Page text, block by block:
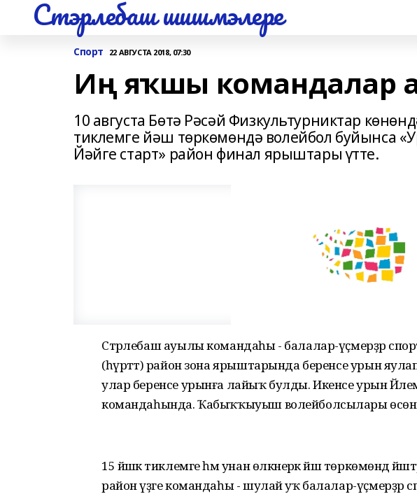
Стэрлебаш шишмэлере
Спорт 22 АВГУСТА 2018, 07:30
Иң яҡшы командалар
10 августа Бөтә Рәсәй Физкультурниктар
тиклемге йәш төркөмөндә волейбол буйынса
Йәйге старт» район финал ярыштары үтте.
Стәрлебаш ауылы командаһы - балалар-үҫмерҙәр спорт
(һүрәттә) район зона ярыштарында беренсе урын
улар беренсе урынға лайыҡ булды. Икенсе урын
командаһында. Ҡабыҡҡыуыш волейболсылары өсөнсө
15 йәшкә тиклемге һәм унан өлкәнерәк йәш төркөмөндә
район үҙәге командаһы - шулай уҡ балалар-үҫмерҙәр